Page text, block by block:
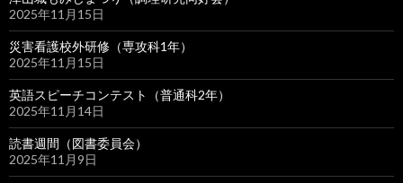
2025年11月15日
災害看護校外研修（専攻科1年）
2025年11月15日
英語スピーチコンテスト（普通科2年）
2025年11月14日
読書週間（図書委員会）
2025年11月9日